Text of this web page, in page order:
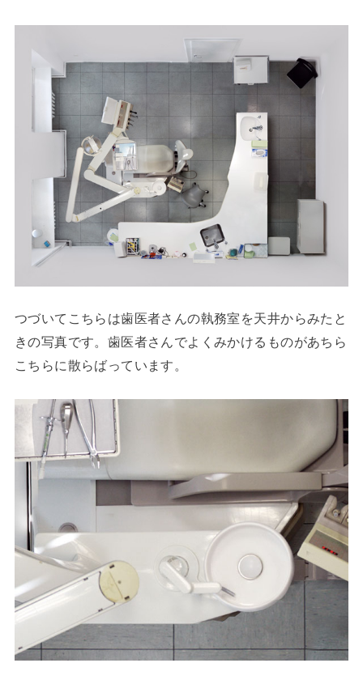
つづいてこちらは歯医者さんの執務室を天井からみたと
きの写真です。歯医者さんでよくみかけるものがあちら
こちらに散らばっています。